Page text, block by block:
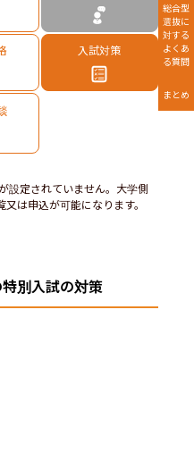
入試対策
設定されていません。大学側
は申込が可能になります。
別入試の対策
総合型
選抜に
対する
よくあ
る質問
まとめ